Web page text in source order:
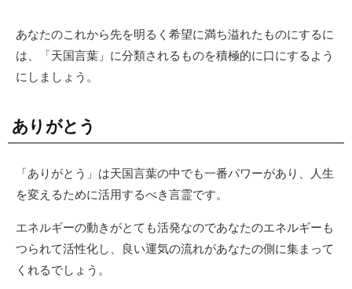
あなたのこれから先を明るく希望に満ち溢れたものにするに
は、「天国言葉」に分類されるものを積極的に口にするよう
にしましょう。
ありがとう
「ありがとう」は天国言葉の中でも一番パワーがあり、人生
を変えるために活用するべき言霊です。
エネルギーの動きがとても活発なのであなたのエネルギーも
つられて活性化し、良い運気の流れがあなたの側に集まって
くれるでしょう。